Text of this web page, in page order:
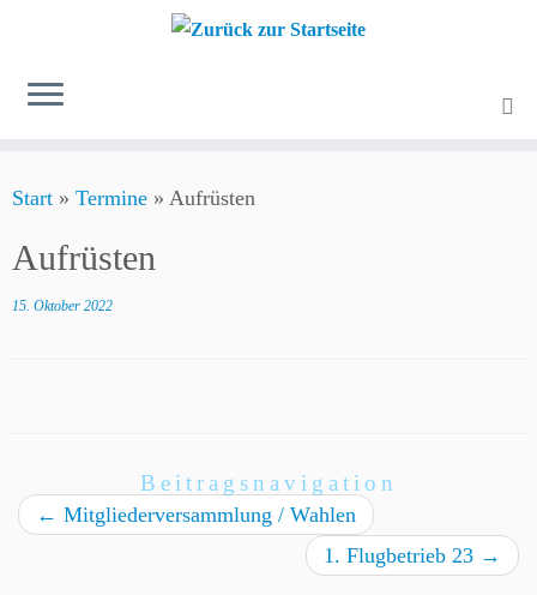
Inhalt
Start » Termine » Aufrüsten
Aufrüsten
15. Oktober 2022
Beitragsnavigation
← Mitgliederversammlung / Wahlen
1. Flugbetrieb 23 →